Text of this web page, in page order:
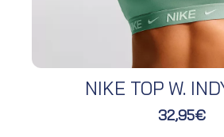
NIKE TOP W.
32,95€